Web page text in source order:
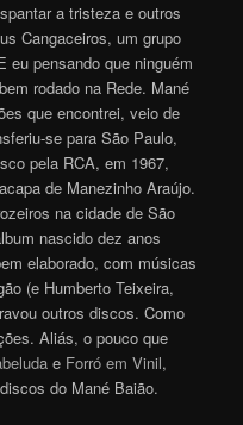
a tristeza e outros
Cangaceiros, um grupo
eu pensando que ninguém
rodado na Rede. Mané
que encontrei, veio de
se para São Paulo,
pela RCA, em 1967,
de Manezinho Araújo.
na cidade de São
nascido dez anos
elaborado, com músicas
(e Humberto Teixeira,
outros discos. Como
Aliás, o pouco que
e Forró em Vinil,
do Mané Baião.